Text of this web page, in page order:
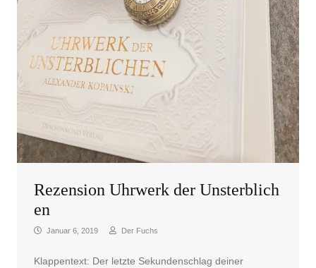
Rezension Uhrwerk der Unsterblich
en
Januar 6, 2019 Der Fuchs
Klappentext: Der letzte Sekundenschlag deiner